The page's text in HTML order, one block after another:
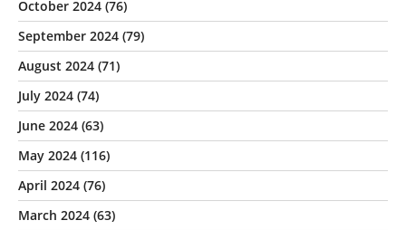
October 2024 (76)
September 2024 (79)
August 2024 (71)
July 2024 (74)
June 2024 (63)
May 2024 (116)
April 2024 (76)
March 2024 (63)